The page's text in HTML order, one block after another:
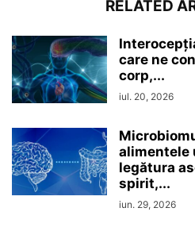
RELATED
care ne
corp,...
iul. 20, 2026
alimentele
legătura
spirit,...
iun. 29, 2026